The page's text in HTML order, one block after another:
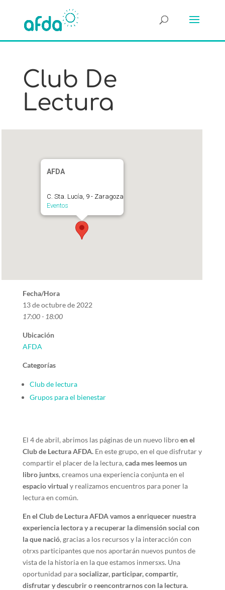
Club De
Lectura
AFDA
C. Sta. Lucía, 9 - Zaragoza
Eventos
Fecha/Hora
13 de octubre de 2022
17:00 - 18:00
Ubicación
AFDA
Categorías
Club de lectura
Grupos para el bienestar
El 4 de abril, abrimos las páginas de un nuevo libroen el
Club de Lectura AFDA. En este grupo, en el que disfrutar y
compartir el placer de la lectura, cada mes leemos un
libro juntxs, creamos una experiencia conjunta en el
espacio virtual y realizamos encuentros para poner la
lectura en común.
En el Club de Lectura AFDA vamos a enriquecer nuestra
experiencia lectora y a recuperar la dimensión social con
la que nació, gracias a los recursos y la interacción con
otrxs participantes que nos aportarán nuevos puntos de
vista de la historia en la que estamos inmersxs. Una
oportunidad parasocializar, participar, compartir,
disfrutar y descubrir o reencontrarnos con la lectura.